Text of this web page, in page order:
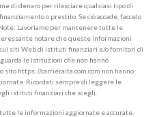
di denaro per rilasciare qualsiasi tipo di
o prestito. Se ciò accade, faccelo
Lavoriamo per mantenere tutte le
notare che queste informazioni
siti Web di istituti finanziari e/o fornitori di
le istituzioni che non hanno
https://carrieraita.com.com non hanno
Ricordati sempre di leggere le
istituti finanziari che scegli.
le informazioni aggiornate e accurate.